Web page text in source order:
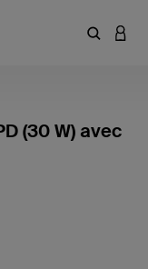
Saisir
(30 W) avec